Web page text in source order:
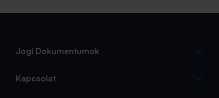
Jogi Dokumentumok
Kapcsolat